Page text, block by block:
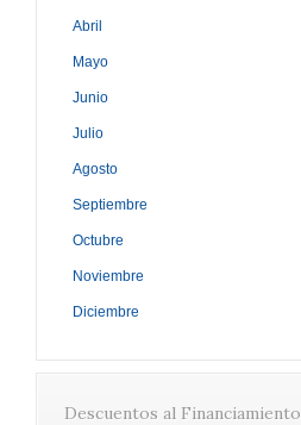
Abril
Mayo
Junio
Julio
Agosto
Septiembre
Octubre
Noviembre
Diciembre
Descuentos al Financiamiento